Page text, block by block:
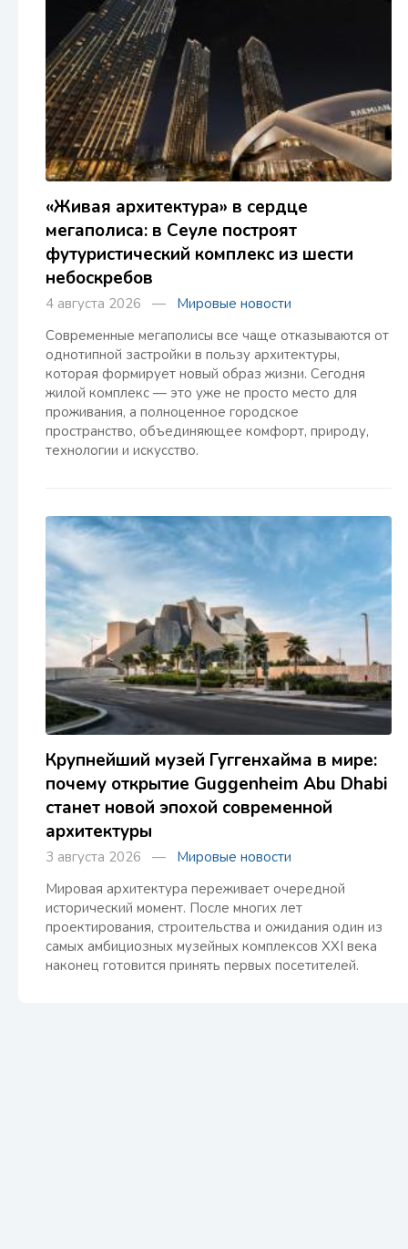
«Живая архитектура» в сердце
мегаполиса: в Сеуле построят
футуристический комплекс из шести
небоскребов
4 августа 2026 — Мировые новости
Современные мегаполисы все чаще отказываются от
однотипной застройки в пользу архитектуры,
которая формирует новый образ жизни. Сегодня
жилой комплекс — это уже не просто место для
проживания, а полноценное городское
пространство, объединяющее комфорт, природу,
технологии и искусство.
Крупнейший музей Гуггенхайма в мире:
почему открытие Guggenheim Abu Dhabi
станет новой эпохой современной
архитектуры
3 августа 2026 — Мировые новости
Мировая архитектура переживает очередной
исторический момент. После многих лет
проектирования, строительства и ожидания один из
самых амбициозных музейных комплексов XXI века
наконец готовится принять первых посетителей.